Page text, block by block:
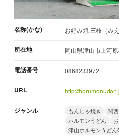
名称(かな) お好み焼 三枝（みえ
所在地 岡山県津山市上河
電話番号 0868233972
URL http://
ジャンル もんじゃ焼き 関
ホルモンうどん
津山ホルモンうどん